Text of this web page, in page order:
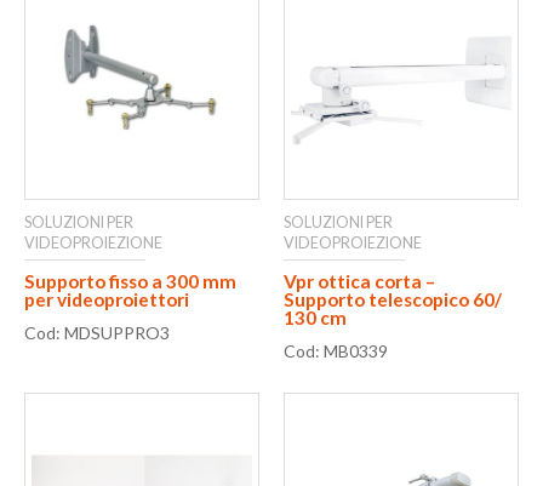
SOLUZIONI PER
VIDEOPROIEZIONE
Supporto fisso a 300 mm
per videoproiettori
Cod: MDSUPPRO3
SOLUZIONI PER
VIDEOPROIEZIONE
Vpr ottica corta –
Supporto telescopico 60/
130 cm
Cod: MB0339